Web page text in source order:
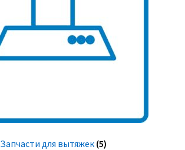
Запчасти для вытяжек (5)